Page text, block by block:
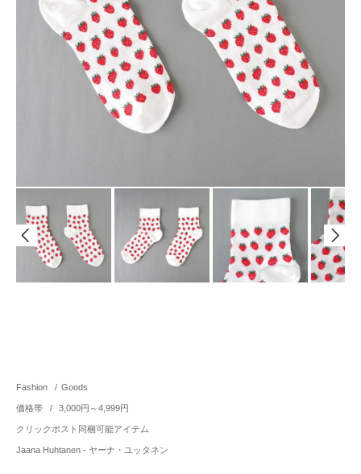
Fashion / Goods
価格帯 / 3,000円～4,999円
クリックポスト同梱可能アイテム
Jaana Huhtanen - ヤーナ・ユッタネン